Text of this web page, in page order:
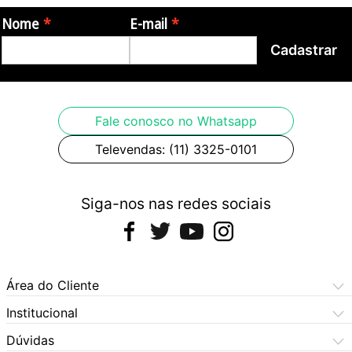
Garantia:
Origem: China
Fotos meramente ilustrativas.
Nome E-mail
Cadastrar
Fale conosco no Whatsapp
Televendas: (11) 3325-0101
Siga-nos nas redes sociais
Área do Cliente
Meus Pedidos
Meus Dados
Institucional
Central de Atendimento
Dúvidas